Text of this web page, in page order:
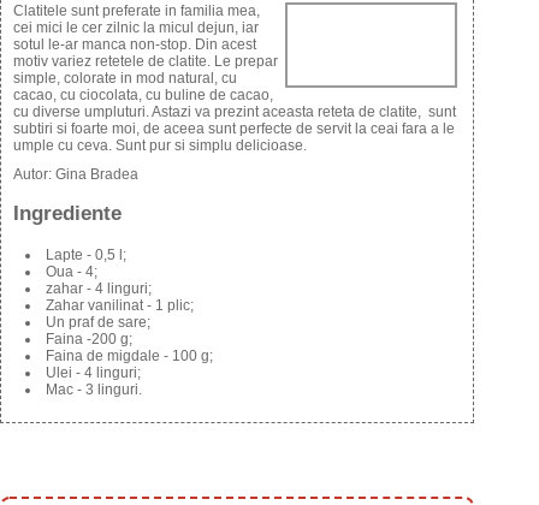
Clatitele sunt preferate in familia mea,
cei mici le cer zilnic la micul dejun, iar
sotul le-ar manca non-stop. Din acest
motiv variez retetele de clatite. Le prepar
simple, colorate in mod natural, cu
cacao, cu ciocolata, cu buline de cacao,
cu diverse umpluturi. Astazi va prezint aceasta reteta de clatite, sunt
subtiri si foarte moi, de aceea sunt perfecte de servit la ceai fara a le
umple cu ceva. Sunt pur si simplu delicioase.
Autor: Gina Bradea
Ingrediente
Lapte - 0,5 l;
Oua - 4;
zahar - 4 linguri;
Zahar vanilinat - 1 plic;
Un praf de sare;
Faina -200 g;
Faina de migdale - 100 g;
Ulei - 4 linguri;
Mac - 3 linguri.